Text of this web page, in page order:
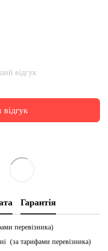
відгук
Гарантія
перевізника)
(за тарифами перевізника)